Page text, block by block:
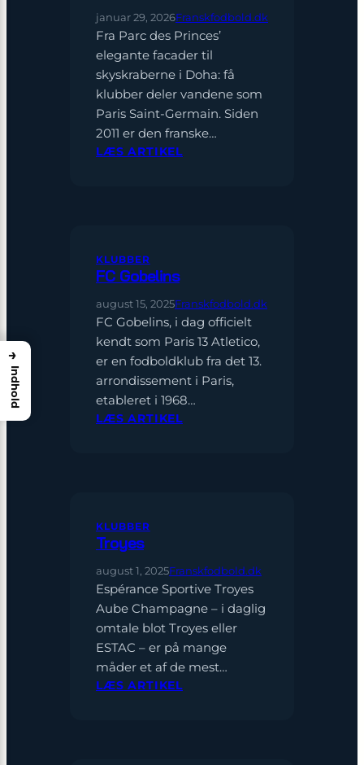
januar 29, 2026Franskfodbold.dk
Fra Parc des Princes’
elegante facader til
skyskraberne i Doha: få
klubber deler vandene som
Paris Saint-Germain. Siden
2011 er den franske…
LÆS ARTIKEL
VERDENSHERREDØMME
I
FODBOLD
KLUBBER
FC Gobelins
august 15, 2025Franskfodbold.dk
FC Gobelins, i dag officielt
kendt som Paris 13 Atletico,
er en fodboldklub fra det 13.
arrondissement i Paris,
etableret i 1968…
LÆS ARTIKEL
KLUBBER
Troyes
august 1, 2025Franskfodbold.dk
Espérance Sportive Troyes
Aube Champagne – i daglig
omtale blot Troyes eller
ESTAC – er på mange
måder et af de mest…
LÆS ARTIKEL
→
Indhold